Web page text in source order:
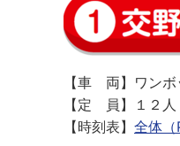
【車 両】ワンボ
【定 員】１２ 人
【時刻表】 全体（